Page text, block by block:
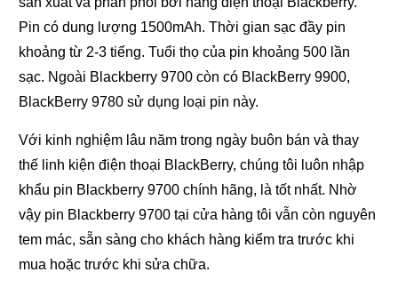
Pin có dung lượng 1500mAh. Thời gian sạc đầy pin
khoảng từ 2-3 tiếng. Tuổi thọ của pin khoảng 500 lần
sạc. Ngoài Blackberry 9700 còn có BlackBerry 9900,
BlackBerry 9780 sử dụng loại pin này.
Với kinh nghiệm lâu năm trong ngày buôn bán và thay
thế linh kiện điện thoại BlackBerry, chúng tôi luôn nhập
khẩu pin Blackberry 9700 chính hãng, là tốt nhất. Nhờ
vậy pin Blackberry 9700 tại cửa hàng tôi vẫn còn nguyên
tem mác, sẵn sàng cho khách hàng kiểm tra trước khi
mua hoặc trước khi sửa chữa.